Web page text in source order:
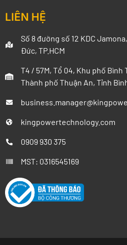
LIÊN HỆ
Số 8 đường số 12 KDC
Đức, TP.HCM
T4 / 57M, Tổ 04, Khu phố
Thành phố Thuận An, Tỉnh
kingpowertechnology.com
0909 930 375
MST: 0316545169